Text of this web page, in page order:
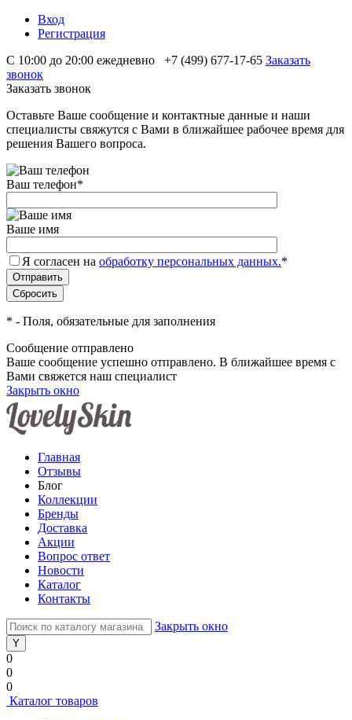
Вход
Регистрация
С 10:00 до 20:00 ежедневно
+7 (499) 677-17-65 Заказать
звонок
Заказать звонок
Оставьте Ваше сообщение и контактные данные и наши
специалисты свяжутся с Вами в ближайшее рабочее время для
решения Вашего вопроса.
Ваш телефон*
Ваше имя
Я согласен на обработку персональных данных.*
* - Поля, обязательные для заполнения
Сообщение отправлено
Ваше сообщение успешно отправлено. В ближайшее время с
Вами свяжется наш специалист
Закрыть окно
Главная
Отзывы
Блог
Коллекции
Бренды
Доставка
Акции
Вопрос ответ
Новости
Каталог
Контакты
Закрыть окно
0
0
0
Каталог товаров